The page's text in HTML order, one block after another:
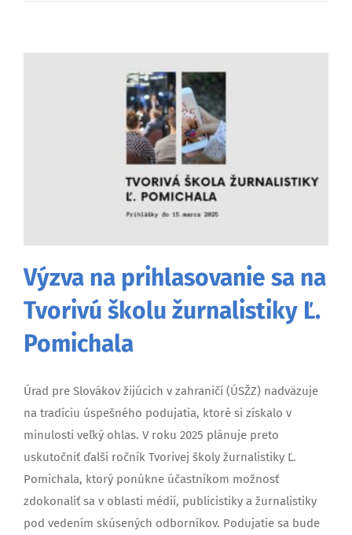
Výzva na prihlasovanie sa na
Tvorivú školu žurnalistiky Ľ.
Pomichala
Úrad pre Slovákov žijúcich v zahraničí (ÚSŽZ) nadväzuje
na tradíciu úspešného podujatia, ktoré si získalo v
minulosti veľký ohlas. V roku 2025 plánuje preto
uskutočniť ďalší ročník Tvorivej školy žurnalistiky Ľ.
Pomichala, ktorý ponúkne účastníkom možnosť
zdokonaliť sa v oblasti médií, publicistiky a žurnalistiky
pod vedením skúsených odborníkov. Podujatie sa bude